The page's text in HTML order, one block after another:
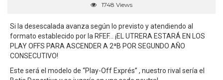
1748 Views
Si la desescalada avanza según lo previsto y atendiendo al
formato establecido por la RFEF… ¡EL UTRERA ESTARÁ EN LOS
PLAY OFFS PARA ASCENDER A 2ªB POR SEGUNDO AÑO
CONSECUTIVO!
Este será el modelo de “Play-Off Exprés” , nuestro rival sería el